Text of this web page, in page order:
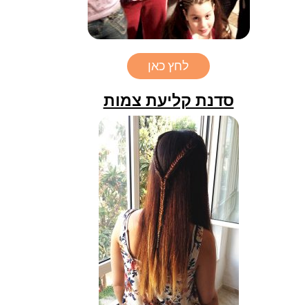
לחץ כאן
סדנת קליעת צמות